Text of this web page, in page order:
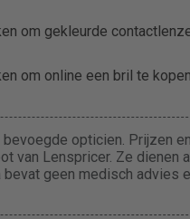
om gekleurde
om online een bril te
opticien. Prijzen en
van Lenspricer. Ze dienen
geen medisch advies